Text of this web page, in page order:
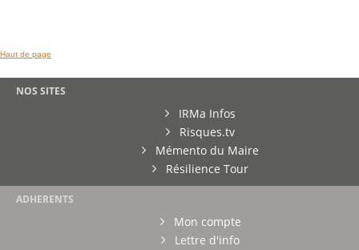
Haut de page
NOS SITES
IRMa Infos
Risques.tv
Mémento du Maire
Résilience Tour
ADHERENTS
Mon compte
Lettre d'info